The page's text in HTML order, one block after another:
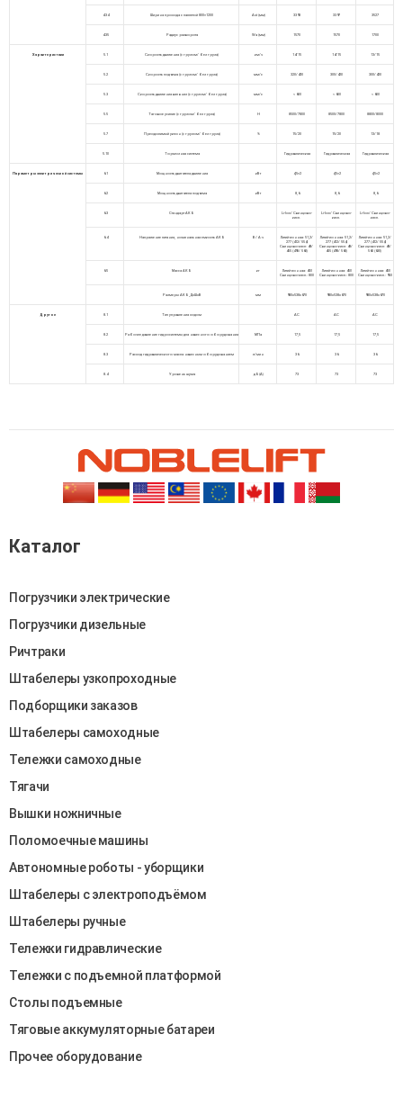
4.34 Ширина прохода с паллетой 800×1200 Ast (мм) 3393 3397 3527
4.35 Радиус разворота Wa (мм) 1570 1570 1700
Характеристики 5.1 Скорость движения (с грузом/ без груза) км/ч 14/15 14/15 13/15
5.2 Скорость подъема (с грузом/ без груза) мм/с 320/420 300/420 300/420
5.3 Скорость движения вил вниз (с грузом/ без груза) мм/с < 600 < 600 < 600
5.5 Тяговое усилие (с грузом/ без груза) Н 8500/7800 8500/7800 8800/8000
5.7 Преодолимый уклон (с грузом/ без груза) % 15/20 15/20 13/18
5.10 Тормозная система Гидравлическая Гидравлическая Гидравлическая
Параметры электрической системы 6.1 Мощность двигателя движения кВт 4,5×2 4,5×2 4,5×2
6.2 Мощность двигателя подъема кВт 8,6 8,6 8,6
6.3 Стандарт АКБ
Li-Ion/ Свинцово-
кисл.
Li-Ion/ Свинцово-
кисл.
Li-Ion/ Свинцово-
кисл.
6.4 Напряжение питания, номинальная емкость АКБ В/ А∙ч
Литий-ионная: 51,2/
277 (412/ 554)
Свинцово-кисл: 48/
455 (490/ 560)
Литий-ионная: 51,2/
277 (412/ 554)
Свинцово-кисл: 48/
455 (490/ 560)
Литий-ионная: 51,2/
277 (412/ 554)
Свинцово-кисл: 48/
560 (630)
6.5 Масса АКБ кг
Литий-ионная: 450
Свинцово-кисл.: 800
Литий-ионная: 450
Свинцово-кисл.: 800
Литий-ионная: 450
Свинцово-кисл.: 950
Размеры АКБ, ДxШxВ мм 980x538x670 980x538x670 980x538x670
Другое 8.1 Тип управления ходом AC AC AC
8.2 Рабочее давление гидросистемы для навесного оборудования МПа 17,5 17,5 17,5
8.3 Расход гидравлического масла навесным оборудованием л/мин 36 36 36
8.4 Уровень шума дБ(А) 73 73 73
Каталог
Погрузчики электрические
Погрузчики дизельные
Ричтраки
Штабелеры узкопроходные
Подборщики заказов
Штабелеры самоходные
Тележки самоходные
Тягачи
Вышки ножничные
Поломоечные машины
Автономные роботы - уборщики
Штабелеры c электроподъёмом
Штабелеры ручные
Тележки гидравлические
Тележки с подъемной платформой
Столы подъемные
Тяговые аккумуляторные батареи
Прочее оборудование